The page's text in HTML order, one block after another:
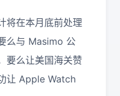
将在本月底前处理
么与 Masimo 公
要么让美国海关赞
让 Apple Watch